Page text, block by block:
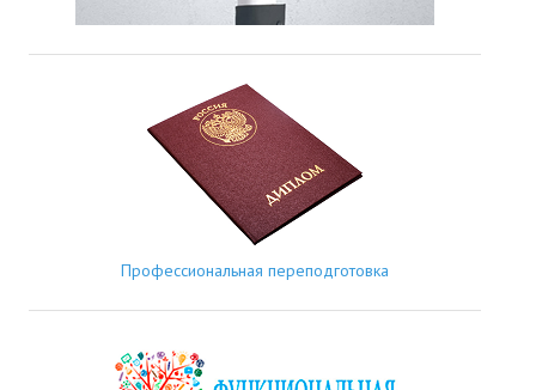
Профессиональная переподготовка